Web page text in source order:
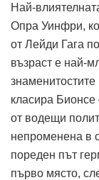
Най-
Опра Уинфри,
от Лейди Гага
възраст е най-
знаменитостите
класира Бионсе
от водещи
непроменена в
пореден път
първо място,